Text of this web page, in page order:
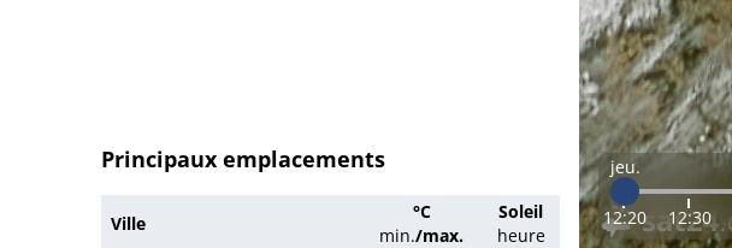
Principaux emplacements
Ville
°C
min./max.
Soleil
heure
jeu.
12:20 12:30